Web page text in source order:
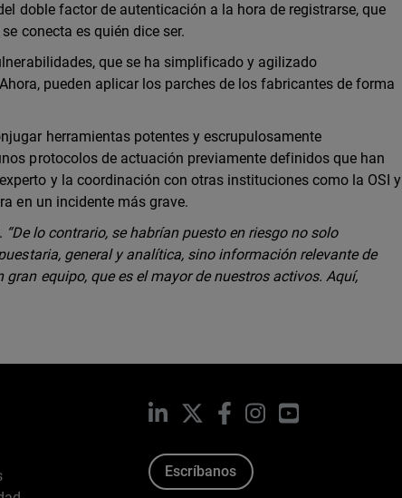
doble factor de autenticación a la hora de registrarse, que
conecta es quién dice ser.
que se ha simplificado y agilizado
pueden aplicar los parches de los fabricantes de forma
herramientas potentes y escrupulosamente
protocolos de actuación previamente definidos que han
y la coordinación con otras instituciones como la OSI y
en un incidente más grave.
“De lo contrario, se habrían puesto en riesgo no solo
general y analítica, sino información relevante de
equipo, que es el mayor de nuestros activos. Aquí,
LinkedIn Facebook
InstagramYouTube
Escríbanos